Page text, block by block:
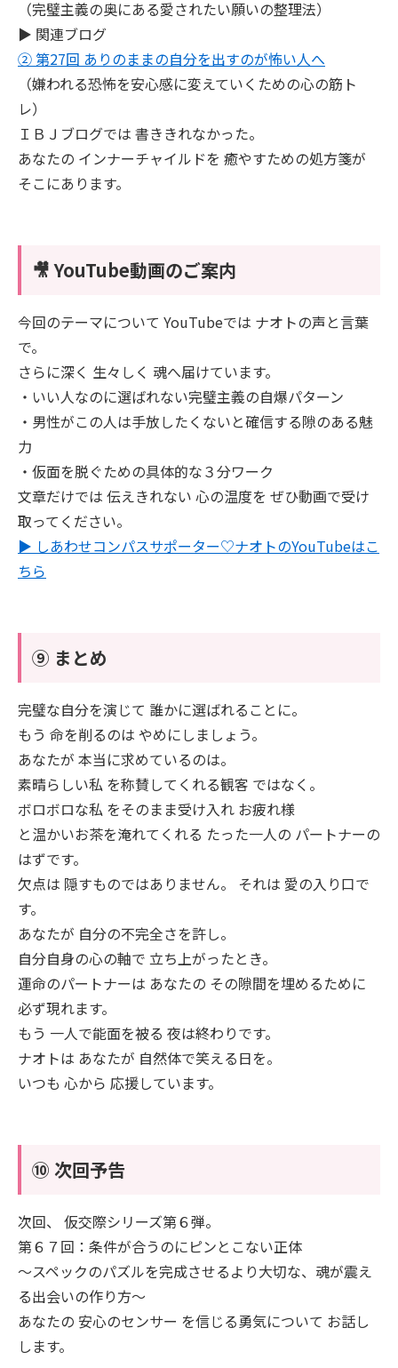
（完璧主義の奥にある愛されたい願いの整理法）
▶ 関連ブログ
② 第27回 ありのままの自分を出すのが怖い人へ
（嫌われる恐怖を安心感に変えていくための心の筋ト
レ）
ＩＢＪブログでは 書ききれなかった。
あなたの インナーチャイルドを 癒やすための処方箋が
そこにあります。
🎥 YouTube動画のご案内
今回のテーマについて YouTubeでは ナオトの声と言葉
で。
さらに深く 生々しく 魂へ届けています。
・いい人なのに選ばれない完璧主義の自爆パターン
・男性がこの人は手放したくないと確信する隙のある魅
力
・仮面を脱ぐための具体的な３分ワーク
文章だけでは 伝えきれない 心の温度を ぜひ動画で受け
取ってください。
▶ しあわせコンパスサポーター♡ナオトのYouTubeはこ
ちら
⑨ まとめ
完璧な自分を演じて 誰かに選ばれることに。
もう 命を削るのは やめにしましょう。
あなたが 本当に求めているのは。
素晴らしい私 を称賛してくれる観客 ではなく。
ボロボロな私 をそのまま受け入れ お疲れ様
と温かいお茶を淹れてくれる たった一人の パートナーの
はずです。
欠点は 隠すものではありません。 それは 愛の入り口で
す。
あなたが 自分の不完全さを許し。
自分自身の心の軸で 立ち上がったとき。
運命のパートナーは あなたの その隙間を埋めるために
必ず現れます。
もう 一人で能面を被る 夜は終わりです。
ナオトは あなたが 自然体で笑える日を。
いつも 心から 応援しています。
⑩ 次回予告
次回、 仮交際シリーズ第６弾。
第６７回：条件が合うのにピンとこない正体
～スペックのパズルを完成させるより大切な、魂が震え
る出会いの作り方～
あなたの 安心のセンサー を信じる勇気について お話し
します。